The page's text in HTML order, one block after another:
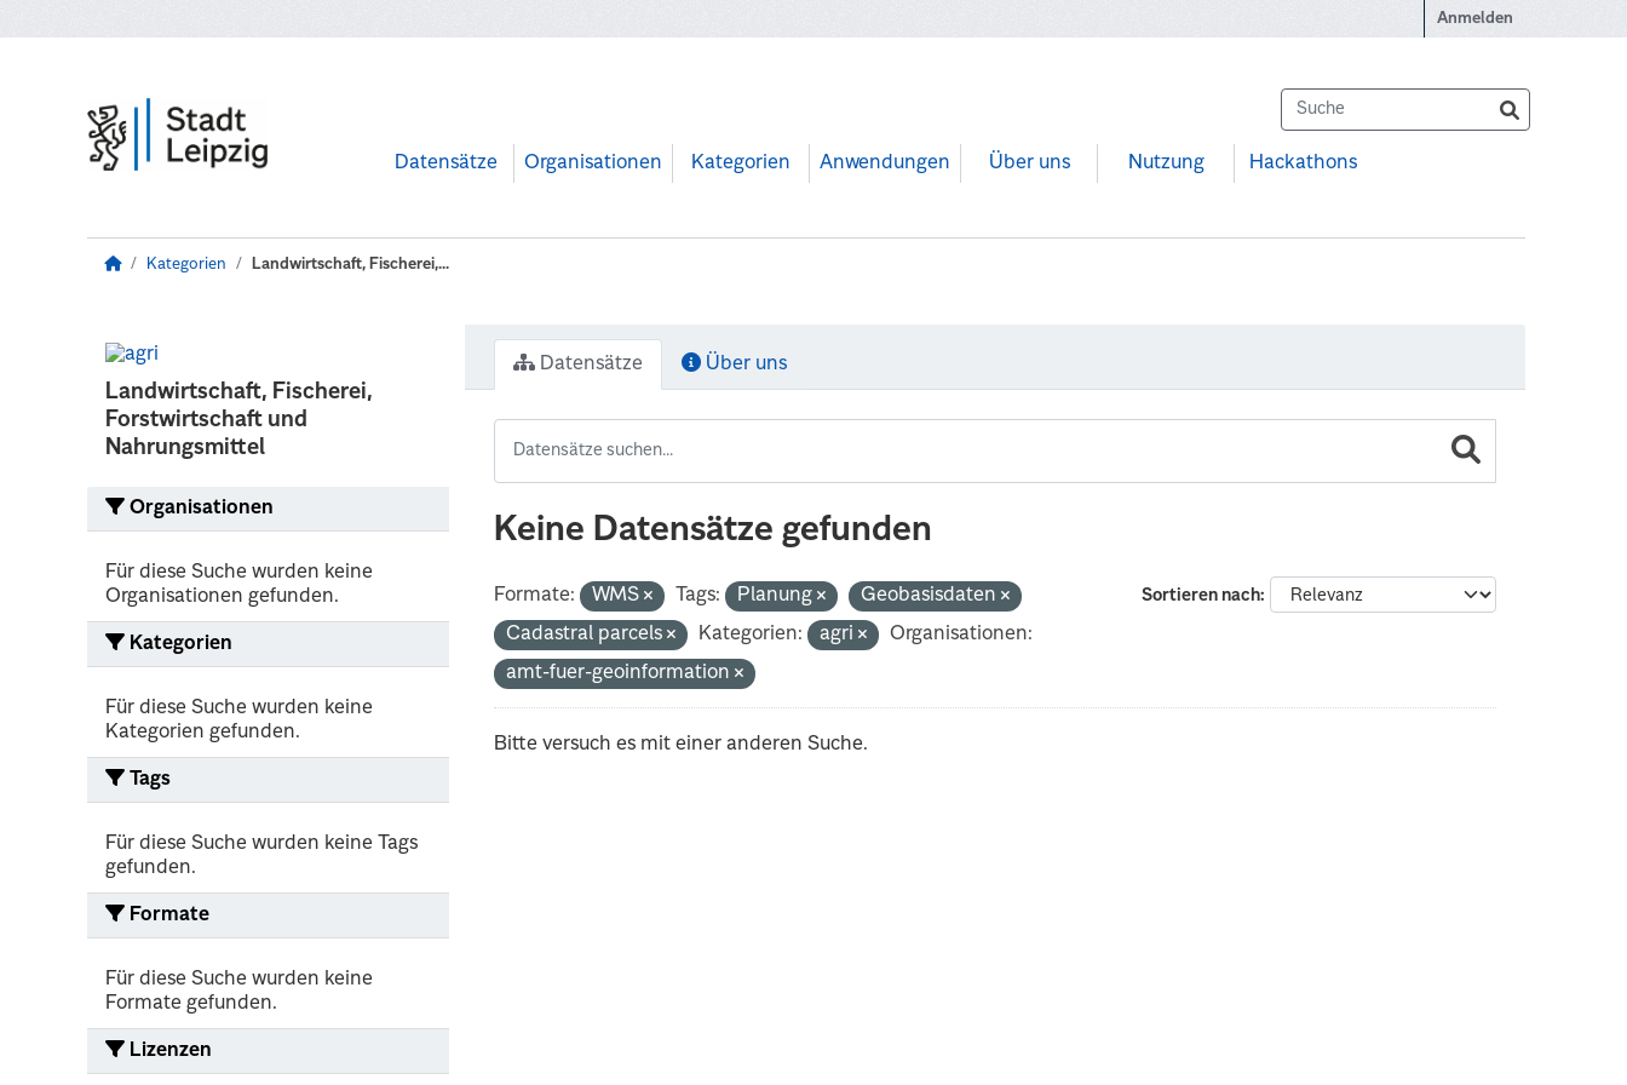
Anmelden
Datensätze Organisationen Kategorien Anwendungen Über uns Nutzung Hackathons
Kategorien Landwirtschaft, Fischerei,...
Landwirtschaft, Fischerei,
Forstwirtschaft und
Nahrungsmittel
Organisationen
Für diese Suche wurden keine
Organisationen gefunden.
Kategorien
Für diese Suche wurden keine
Kategorien gefunden.
Tags
Für diese Suche wurden keine Tags
gefunden.
Formate
Für diese Suche wurden keine
Formate gefunden.
Lizenzen
Datensätze Über uns
Keine Datensätze gefunden
Sortieren nach
Formate: WMS Tags: Planung
Geobasisdaten
Cadastral parcels
Kategorien: agri
Organisationen:
amt-fuer-geoinformation
Bitte versuch es mit einer anderen Suche.